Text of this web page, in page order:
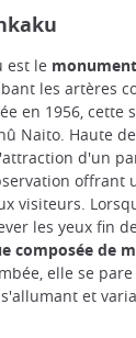
est le
les artères
en 1956, cette
Naito. Haute de
d'un
offrant
visiteurs.
les yeux fin
composée de
elle se
et